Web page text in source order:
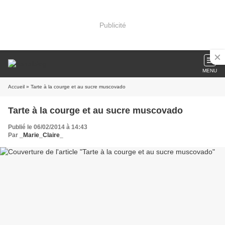
Publicité
MENU
Accueil » Tarte à la courge et au sucre muscovado
Tarte à la courge et au sucre muscovado
Publié le 06/02/2014 à 14:43
Par
_Marie_Claire_